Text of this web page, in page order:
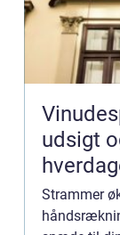
udsigt
Strammer